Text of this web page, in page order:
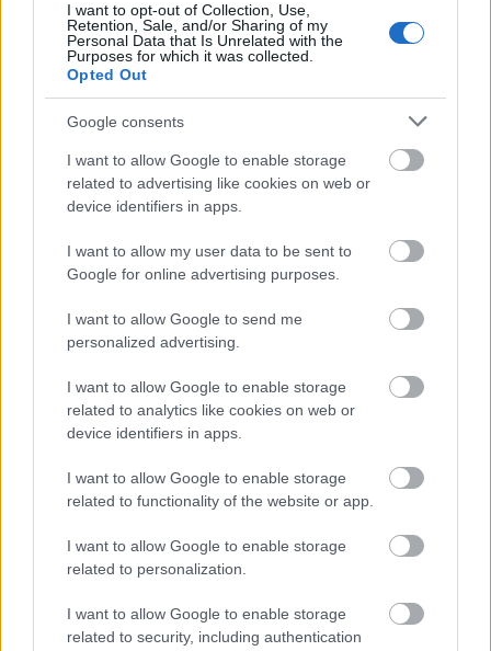
I want to opt-out of Collection, Use,
Retention, Sale, and/or Sharing of my
Personal Data that Is Unrelated with the
Purposes for which it was collected.
Opted Out
Google consents
I want to allow Google to enable storage
related to advertising like cookies on web or
device identifiers in apps.
I want to allow my user data to be sent to
Google for online advertising purposes.
I want to allow Google to send me
personalized advertising.
I want to allow Google to enable storage
related to analytics like cookies on web or
device identifiers in apps.
I want to allow Google to enable storage
related to functionality of the website or app.
I want to allow Google to enable storage
related to personalization.
I want to allow Google to enable storage
related to security, including authentication
Ha valaki nem járt nyitott szemmel a díjszezon
környékén, könnyedén el is kerülhette a figyelmét ez
a mozi. Nehéz eldönteni, az Arany szándékai között
valóban az elismerések begyűjtése szerepelt-e, vagy
ha már ez az időszak úgyis az életrajzi mozik terepe,
egyfajta másodvonalas biopic-ként…
A Dark Song (2017)
Azzal a reménnyel vágtam bele ebbe a filmbe, hogy